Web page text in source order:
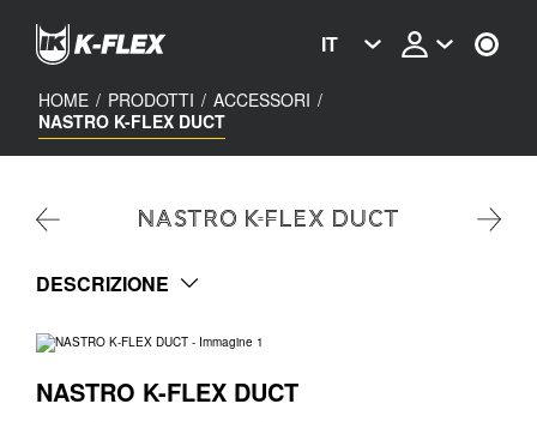
content
IT
HOME / PRODOTTI / ACCESSORI /
NASTRO K-FLEX DUCT
NASTRO K-FLEX DUCT
DESCRIZIONE
NASTRO K-FLEX DUCT